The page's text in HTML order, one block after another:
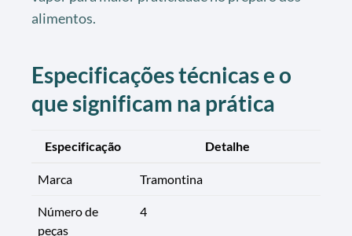
alimentos.
Especificações técnicas e o
que significam na prática
Especificação Detalhe
Marca Tramontina
Número de
peças
4